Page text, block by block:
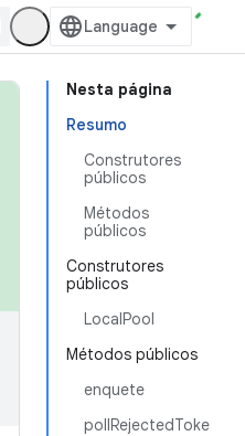
Nesta página
Resumo
Construtores
públicos
Métodos
públicos
Construtores
públicos
LocalPool
Métodos públicos
enquete
pollRejectedToke